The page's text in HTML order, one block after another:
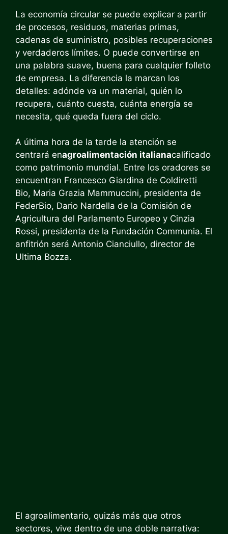
La economía circular se puede explicar a partir
de procesos, residuos, materias primas,
cadenas de suministro, posibles recuperaciones
y verdaderos límites. O puede convertirse en
una palabra suave, buena para cualquier folleto
de empresa. La diferencia la marcan los
detalles: adónde va un material, quién lo
recupera, cuánto cuesta, cuánta energía se
necesita, qué queda fuera del ciclo.
A última hora de la tarde la atención se
centrará enagroalimentación italianacalificado
como patrimonio mundial. Entre los oradores se
encuentran Francesco Giardina de Coldiretti
Bio, Maria Grazia Mammuccini, presidenta de
FederBio, Dario Nardella de la Comisión de
Agricultura del Parlamento Europeo y Cinzia
Rossi, presidenta de la Fundación Communia. El
anfitrión será Antonio Cianciullo, director de
Ultima Bozza.
El agroalimentario, quizás más que otros
sectores, vive dentro de una doble narrativa: